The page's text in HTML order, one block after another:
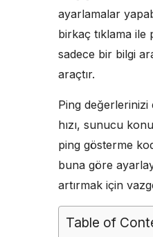
ayarlamalar
birkaç tıklama
sadece bir bilgi
araçtır.
Ping değerlerinizi
hızı, sunucu
ping gösterme
buna göre
artırmak için
Table of